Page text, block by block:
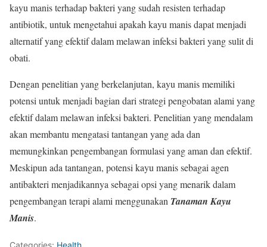
kayu manis terhadap bakteri yang sudah resisten terhadap
antibiotik, untuk mengetahui apakah kayu manis dapat menjadi
alternatif yang efektif dalam melawan infeksi bakteri yang sulit di
obati.
Dengan penelitian yang berkelanjutan, kayu manis memiliki
potensi untuk menjadi bagian dari strategi pengobatan alami yang
efektif dalam melawan infeksi bakteri. Penelitian yang mendalam
akan membantu mengatasi tantangan yang ada dan
memungkinkan pengembangan formulasi yang aman dan efektif.
Meskipun ada tantangan, potensi kayu manis sebagai agen
antibakteri menjadikannya sebagai opsi yang menarik dalam
pengembangan terapi alami menggunakan Tanaman Kayu
Manis.
Categories: Health